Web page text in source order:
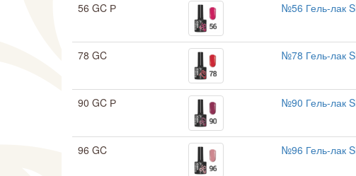
56 GC Р №56 Гель-лак
78 GC №78 Гель-лак
90 GC Р №90 Гель-лак
96 GC №96 Гель-лак